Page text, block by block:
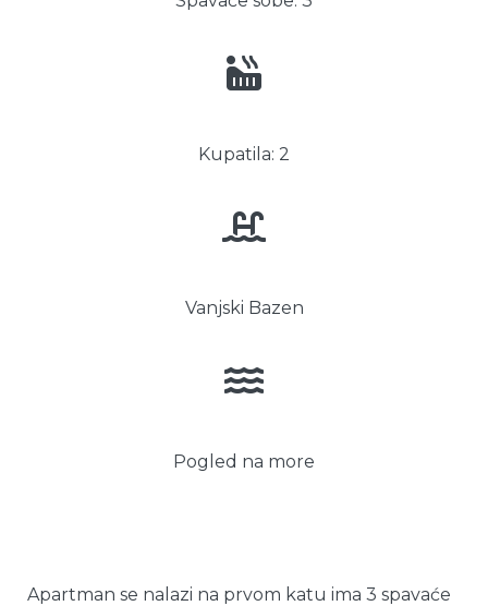
Kupatila: 2
Vanjski Bazen
Pogled na more
Apartman se nalazi na prvom katu ima 3 spavaće